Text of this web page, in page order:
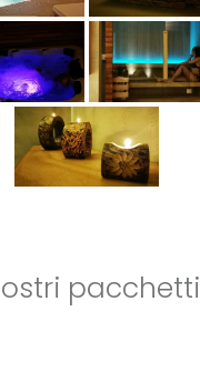
pacchetti